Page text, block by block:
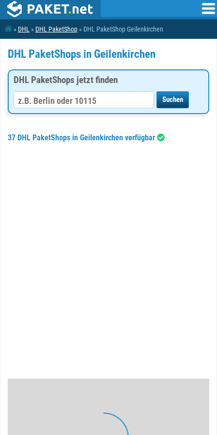
» DHL » DHL PaketShop » DHL PaketShop Geilenkirchen
DHL PaketShops in Geilenkirchen
DHL PaketShops jetzt finden
37 DHL PaketShops in Geilenkirchen verfügbar